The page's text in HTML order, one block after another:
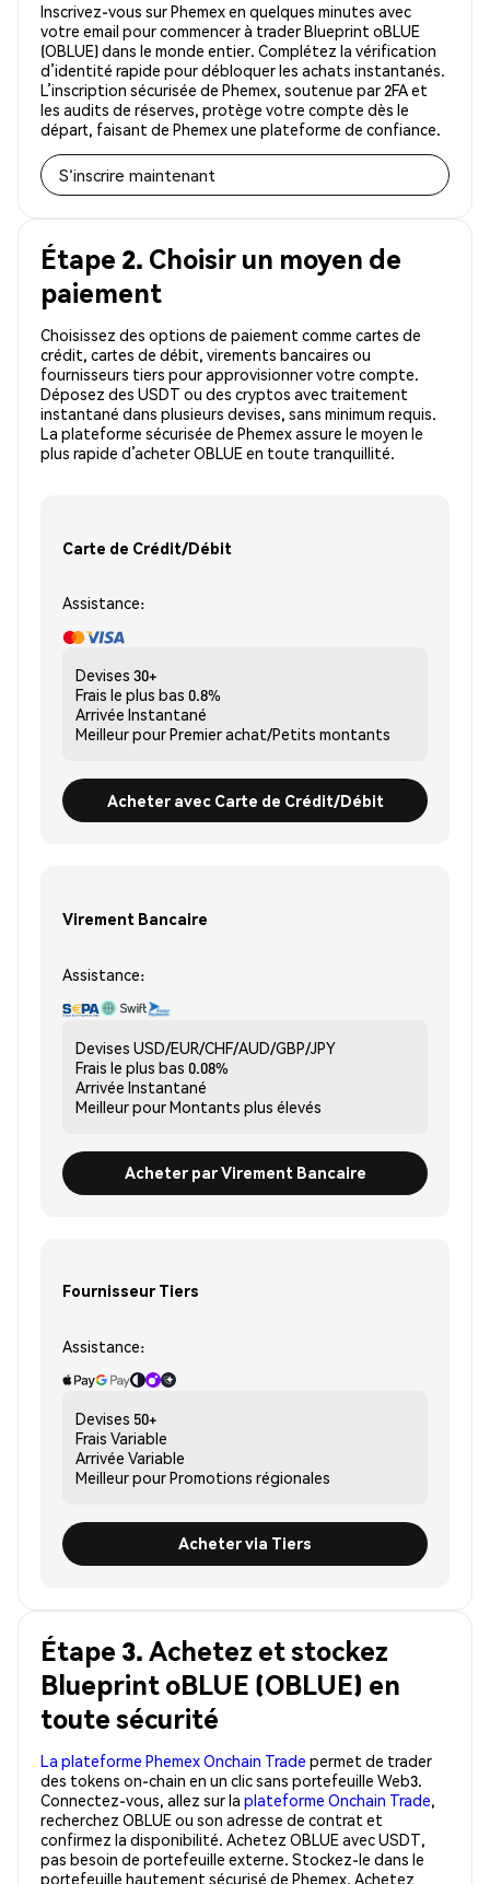
Inscrivez-vous sur Phemex en quelques minutes avec
votre email pour commencer à trader Blueprint oBLUE
(OBLUE) dans le monde entier. Complétez la vérification
d’identité rapide pour débloquer les achats instantanés.
L’inscription sécurisée de Phemex, soutenue par 2FA et
les audits de réserves, protège votre compte dès le
départ, faisant de Phemex une plateforme de confiance.
S'inscrire maintenant
Étape 2. Choisir un moyen de
paiement
Choisissez des options de paiement comme cartes de
crédit, cartes de débit, virements bancaires ou
fournisseurs tiers pour approvisionner votre compte.
Déposez des USDT ou des cryptos avec traitement
instantané dans plusieurs devises, sans minimum requis.
La plateforme sécurisée de Phemex assure le moyen le
plus rapide d’acheter OBLUE en toute tranquillité.
Carte de Crédit/Débit
Assistance:
Devises 30+
Frais le plus bas 0.8%
Arrivée Instantané
Meilleur pourPremier achat/Petits montants
Acheter avec Carte de Crédit/Débit
Virement Bancaire
Assistance:
Devises USD/EUR/CHF/AUD/GBP/JPY
Frais le plus bas 0.08%
Arrivée Instantané
Meilleur pourMontants plus élevés
Acheter par Virement Bancaire
Fournisseur Tiers
Assistance:
Devises 50+
Frais Variable
Arrivée Variable
Meilleur pourPromotions régionales
Acheter via Tiers
Étape 3. Achetez et stockez
Blueprint oBLUE (OBLUE) en
toute sécurité
La plateforme Phemex Onchain Trade permet de trader
des tokens on-chain en un clic sans portefeuille Web3.
Connectez-vous, allez sur la plateforme Onchain Trade,
recherchez OBLUE ou son adresse de contrat et
confirmez la disponibilité. Achetez OBLUE avec USDT,
pas besoin de portefeuille externe. Stockez-le dans le
portefeuille hautement sécurisé de Phemex. Achetez